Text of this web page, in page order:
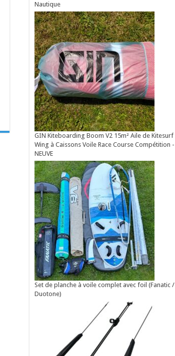
Nautique
GIN Kiteboarding Boom V2 15m² Aile de Kitesurf
Wing à Caissons Voile Race Course Compétition -
NEUVE
Set de planche à voile complet avec foil (Fanatic /
Duotone)